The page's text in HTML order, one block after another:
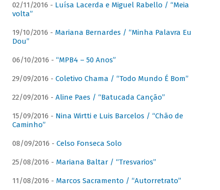
02/11/2016 - Luísa Lacerda e Miguel Rabello / “Meia
volta”
19/10/2016 - Mariana Bernardes / “Minha Palavra Eu
Dou”
06/10/2016 - “MPB4 – 50 Anos”
29/09/2016 - Coletivo Chama / “Todo Mundo É Bom”
22/09/2016 - Aline Paes / “Batucada Canção”
15/09/2016 - Nina Wirtti e Luis Barcelos / “Chão de
Caminho”
08/09/2016 - Celso Fonseca Solo
25/08/2016 - Mariana Baltar / “Tresvarios”
11/08/2016 - Marcos Sacramento / “Autorretrato”